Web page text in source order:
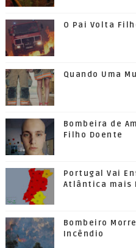
O Pai Volta
Quando Uma
Bombeira de
Filho Doente
Portugal Vai
Atlântica mais
Bombeiro
Incêndio